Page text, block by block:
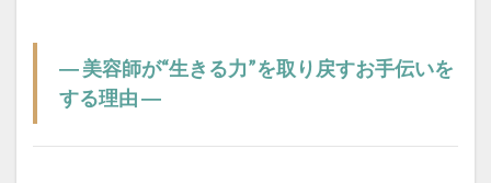
― 美容師が“生きる力”を取り戻すお手伝いを
する理由 ―
salon-scheduling-fail
school-hair-rules
simultaneous-treatment